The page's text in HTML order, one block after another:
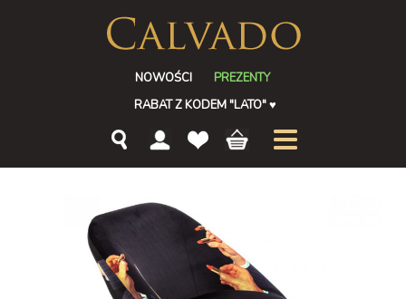
NOWOŚCI
PREZENTY
RABAT Z KODEM "LATO"♥